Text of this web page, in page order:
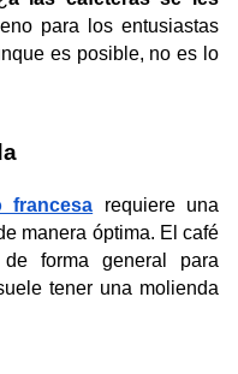
para los entusiastas
es posible, no es lo
francesa
requiere una
manera óptima. El café
forma general para
tener una molienda